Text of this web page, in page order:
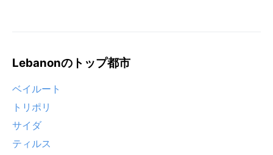
Lebanonのトップ都市
ベイルート
トリポリ
サイダ
ティルス